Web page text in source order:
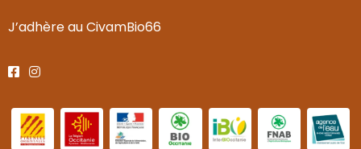
J’adhère au CivamBio66